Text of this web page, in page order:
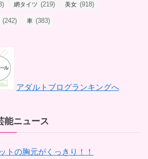
網タイツ (219) 美女 (918)
(242) 車 (383)
アダルトブログランキングへ
能ニュース
の胸元がくっきり！！